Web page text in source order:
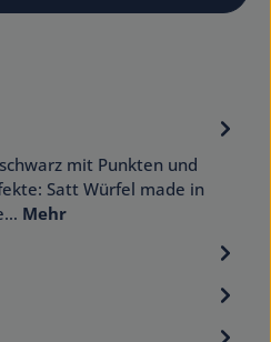
mit Punkten und
Satt Würfel made in
Mehr